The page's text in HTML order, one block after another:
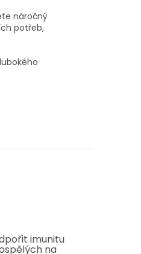
náročný
potřeb,
imunitu
na